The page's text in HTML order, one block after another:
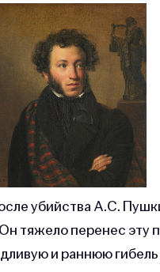
убийства А.С.
тяжело перенес эту
и раннюю гибель